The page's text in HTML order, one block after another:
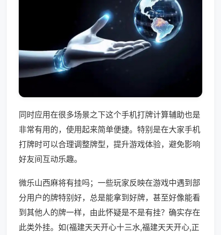
同时应用在很多场景之下这个手机打牌计算辅助也是
非常有用的，使用起来简单便捷。特别是在大家手机
打牌时可以合理调整牌型，提升游戏体验，避免影响
好友间互动乐趣。
微乐山西麻将有挂吗；一些玩家反映在游戏中遇到部
分用户的牌特别好，总是能拿到好牌，甚至好像能看
到其他人的牌一样，由此怀疑是不是有挂？确实存在
此类外挂。如(福建天天开心十三水,福建天天开心,正